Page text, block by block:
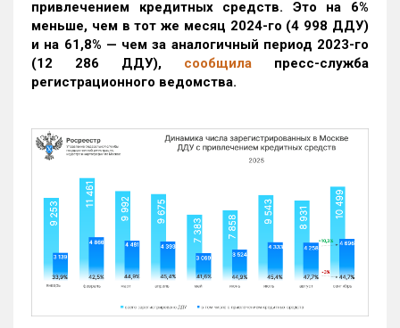
привлечением кредитных средств. Это на 6%
меньше, чем в тот же месяц 2024-го (4 998 ДДУ)
и на 61,8% — чем за аналогичный период 2023-го
(12 286 ДДУ), сообщила пресс-служба
регистрационного ведомства.